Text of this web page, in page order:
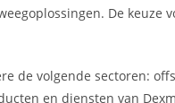
De
de volgende sectoren:
en diensten van